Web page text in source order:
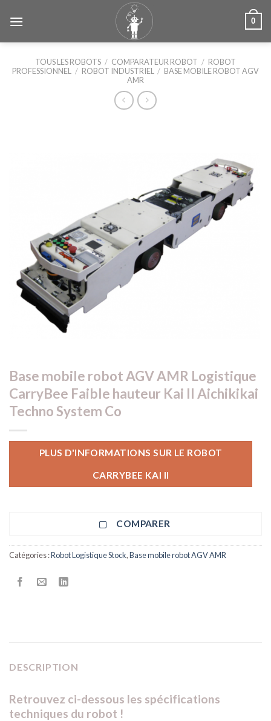
0
TOUS LES ROBOTS / COMPARATEUR ROBOT / ROBOT
PROFESSIONNEL
/ ROBOT INDUSTRIEL / BASE MOBILE ROBOT AGV
AMR
Base mobile robot AGV AMR Logistique
CarryBee Faible hauteur Kai II Aichikikai
Techno System Co
PLUS D'INFORMATIONS SUR LE ROBOT
CARRYBEE KAI II
COMPARER
Catégories :Robot Logistique Stock,Base mobile robot AGV AMR
DESCRIPTION
Retrouvez ci-dessous les spécifications
techniques du robot !